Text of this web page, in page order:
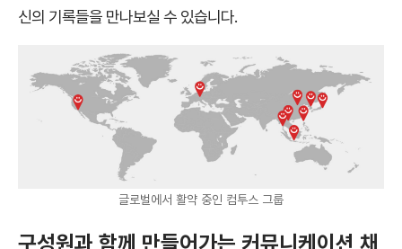
신의 기록들을 만나보실 수 있습니다.
글로벌에서 활약 중인 컴투스 그룹
구성원과 함께 만들어가는 커뮤니케이션 채